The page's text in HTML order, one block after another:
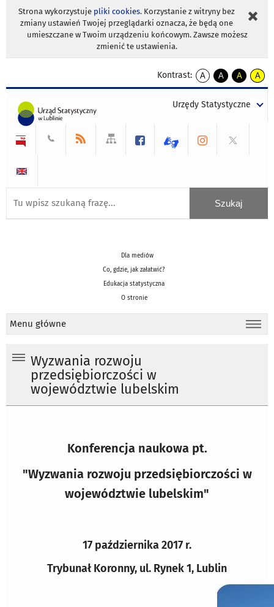
Strona wykorzystuje pliki cookies. Korzystanie z witryny bez
zmiany ustawień Twojej przeglądarki oznacza, że będą one
umieszczane w Twoim urządzeniu końcowym. Zawsze możesz
zmienić te ustawienia.
Kontrast:
A
kontrast
A
kontrast
tekst
czarnym
A
kontrast
tekst
czarnym
A
tekst
żółtym
Urzędy Statystyczne
Dla mediów
Co, gdzie, jak załatwić?
Edukacja statystyczna
O stronie
Menu główne
Wyzwania rozwoju
przedsiębiorczości w
województwie lubelskim
Konferencja naukowa pt.
"Wyzwania rozwoju przedsiębiorczości w
województwie lubelskim"
17 października 2017 r.
Trybunał Koronny, ul. Rynek 1, Lublin